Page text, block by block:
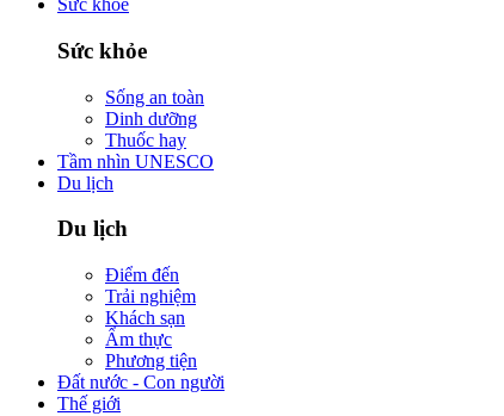
Sức khỏe
Sức khỏe
Sống an toàn
Dinh dưỡng
Thuốc hay
Tầm nhìn UNESCO
Du lịch
Du lịch
Điểm đến
Trải nghiệm
Khách sạn
Ẩm thực
Phương tiện
Đất nước - Con người
Thế giới